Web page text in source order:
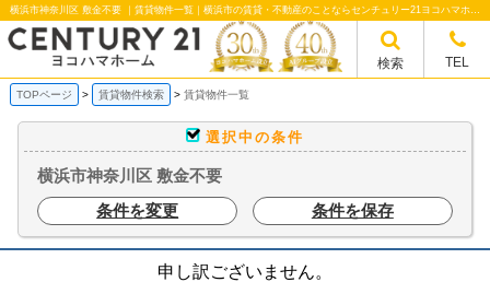
横浜市神奈川区 敷金不要 ｜賃貸物件一覧｜横浜市の賃貸・不動産のことならセンチュリー21ヨコハマホームへ！横浜市の賃貸仲介や不動産売却・買取、不動産管理など不動産のことならなんでもご相談ください。
検索 TEL
TOPページ 賃貸物件検索 賃貸物件一覧
選択中の条件
横浜市神奈川区 敷金不要
条件を変更
条件を保存
申し訳ございません。